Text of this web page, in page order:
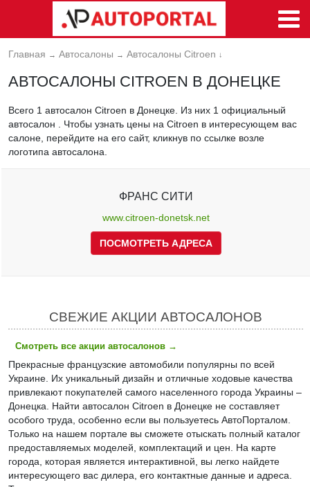
Главная → Автосалоны → Автосалоны Citroen ↓
АВТОСАЛОНЫ CITROEN В ДОНЕЦКЕ
Всего 1 автосалон Citroen в Донецке. Из них 1 официальный
автосалон . Чтобы узнать цены на Citroen в интересующем вас
салоне, перейдите на его сайт, кликнув по ссылке возле
логотипа автосалона.
ФРАНС СИТИ
www.citroen-donetsk.net
ПОСМОТРЕТЬ АДРЕСА
СВЕЖИЕ АКЦИИ АВТОСАЛОНОВ
Смотреть все акции автосалонов →
Прекрасные французские автомобили популярны по всей
Украине. Их уникальный дизайн и отличные ходовые качества
привлекают покупателей самого населенного города Украины –
Донецка. Найти автосалон Citroen в Донецке не составляет
особого труда, особенно если вы пользуетесь АвтоПорталом.
Только на нашем портале вы сможете отыскать полный каталог
предоставляемых моделей, комплектаций и цен. На карте
города, которая является интерактивной, вы легко найдете
интересующего вас дилера, его контактные данные и адреса.